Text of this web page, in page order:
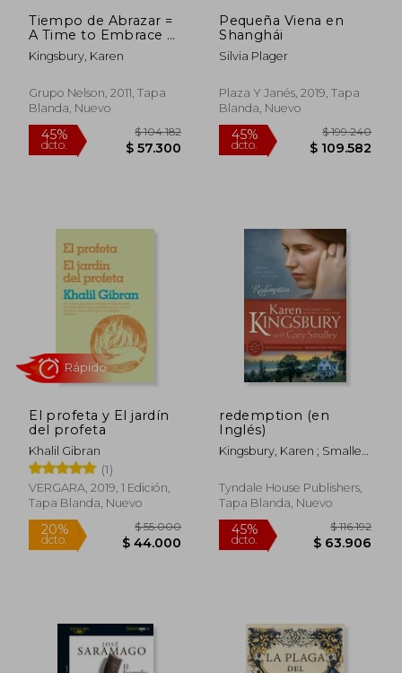
45%
dcto. $ 66.446
45%
dcto.
Tiempo de Abrazar =
A Time to Embrace =
A Time to Embrace
Kingsbury, Karen
Grupo Nelson, 2011, Tapa
Blanda, Nuevo
Pequeña Viena en
Shanghái
Silvia Plager
Plaza Y Janés, 2019, Tapa
Blanda, Nuevo
El profeta y El jardín
del profeta
Khalil Gibran
(1)
VERGARA, 2019, 1 Edición,
Tapa Blanda, Nuevo
redemption (en
Inglés)
Kingsbury, Karen ; Smalley,
Tyndale House Publishers,
Tapa Blanda, Nuevo